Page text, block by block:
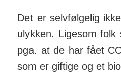
Det er selvfølgelig
ulykken. Ligesom folk
pga. at de har fået
som er giftige og et